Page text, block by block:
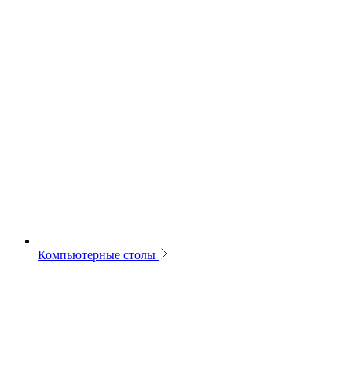
Компьютерные столы